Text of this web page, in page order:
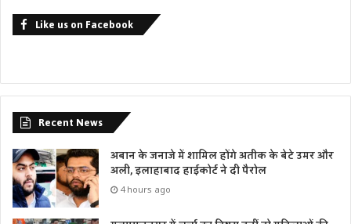
Like us on Facebook
Recent News
अबान के जनाजे में शामिल होंगे अतीक के बेटे उमर और
अली, इलाहाबाद हाईकोर्ट ने दी पैरोल
4 hours ago